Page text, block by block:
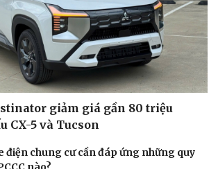
giảm giá gần 80 triệu
CX-5 và Tucson
điện chung cư cần đáp ứng những quy